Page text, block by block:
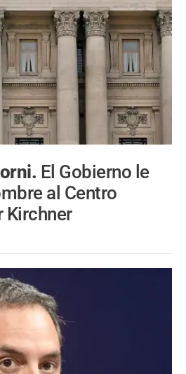
El Gobierno le
al Centro
Kirchner